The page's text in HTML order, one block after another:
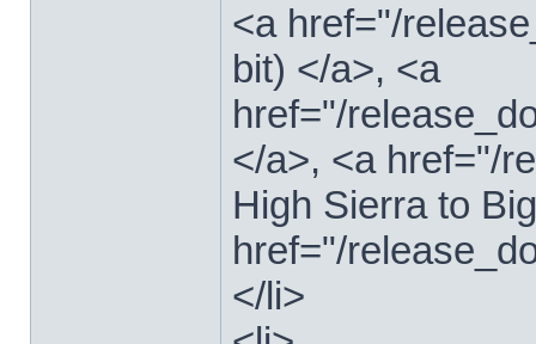
<a href="/
bit) </a>, <a
href="/
</a>, <a href="/
High Sierra to
href="/
</li>